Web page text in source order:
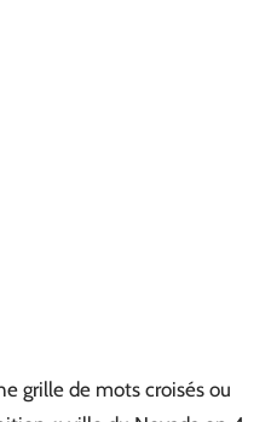
grille de mots croisés ou